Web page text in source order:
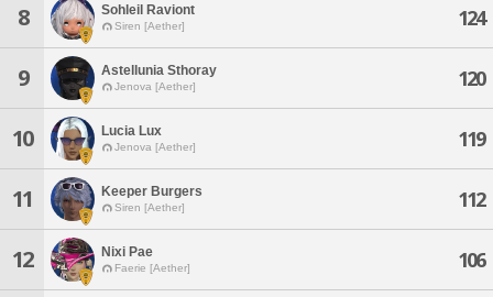
8 Sohleil Raviont
Siren [Aether] 124
9 Astellunia Sthoray
Jenova [Aether] 120
10 Lucia Lux
Jenova [Aether] 119
11 Keeper Burgers
Siren [Aether] 112
12 Nixi Pae
Faerie [Aether] 106